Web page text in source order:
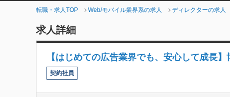
転職・求人TOP Web/モバイル業界系の求人 ディレクターの求人
求人詳細
【はじめての広告業界でも、安心して成長
契約社員